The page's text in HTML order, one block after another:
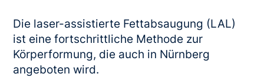
Die laser-assistierte Fettabsaugung (LAL)
ist eine fortschrittliche Methode zur
Körperformung, die auch in Nürnberg
angeboten wird.